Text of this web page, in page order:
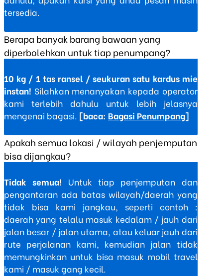
tersedia.
Berapa banyak barang bawaan yang
diperbolehkan untuk tiap penumpang?
10 kg / 1 tas ransel / seukuran satu kardus mie
instan! Silahkan menanyakan kepada operator
kami terlebih dahulu untuk lebih jelasnya
mengenai bagasi. [baca: Bagasi Penumpang]
Apakah semua lokasi / wilayah penjemputan
bisa dijangkau?
Tidak semua! Untuk tiap penjemputan dan
pengantaran ada batas wilayah/daerah yang
tidak bisa kami jangkau, seperti contoh :
daerah yang telalu masuk kedalam / jauh dari
jalan besar / jalan utama, atau keluar jauh dari
rute perjalanan kami, kemudian jalan tidak
memungkinkan untuk bisa masuk mobil travel
kami / masuk gang kecil.